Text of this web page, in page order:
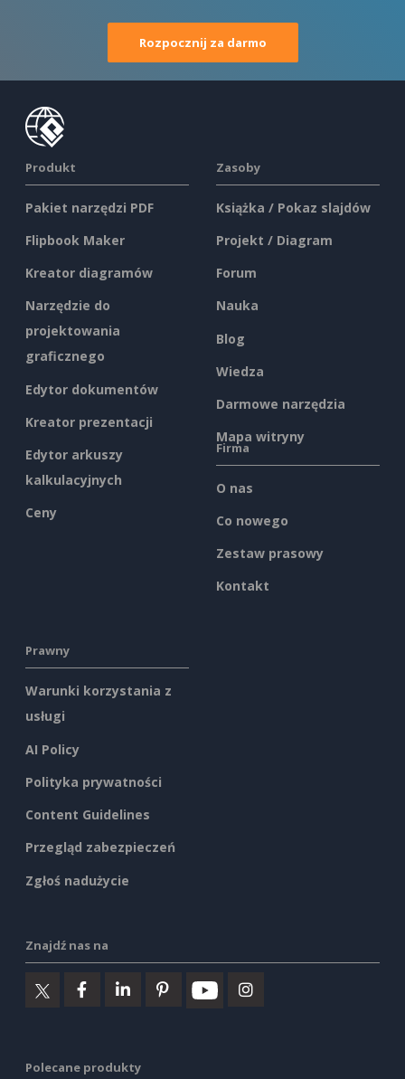
Rozpocznij za darmo
Produkt
Pakiet narzędzi PDF
Flipbook Maker
Kreator diagramów
Narzędzie do
projektowania
graficznego
Edytor dokumentów
Kreator prezentacji
Edytor arkuszy
kalkulacyjnych
Ceny
Zasoby
Książka / Pokaz slajdów
Projekt / Diagram
Forum
Nauka
Blog
Wiedza
Darmowe narzędzia
Mapa witryny
Firma
O nas
Co nowego
Zestaw prasowy
Kontakt
Prawny
Warunki korzystania z
usługi
AI Policy
Polityka prywatności
Content Guidelines
Przegląd zabezpieczeń
Zgłoś nadużycie
Znajdź nas na
Polecane produkty